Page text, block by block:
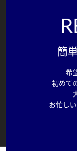
簡
希
初めて
お忙し